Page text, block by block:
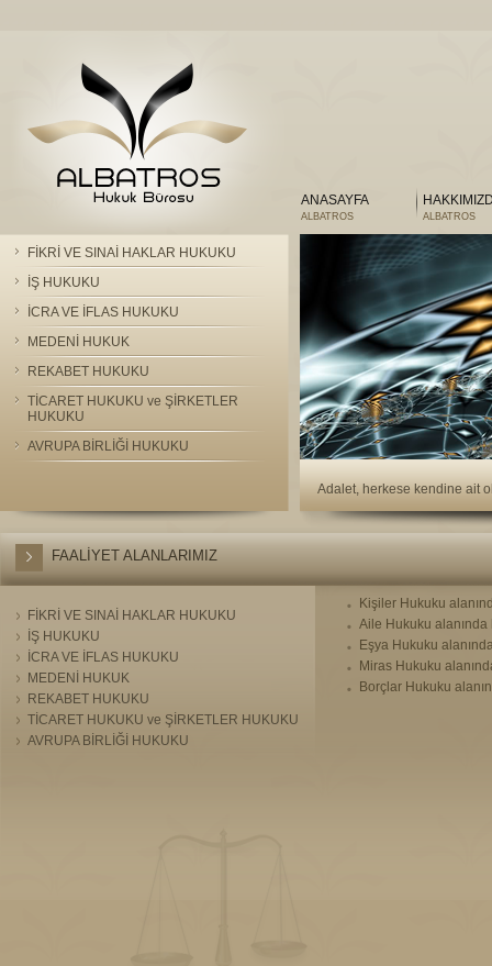
ANASAYFA
ALBATROS ALBATROS
Adalet, herkese kendine ait
FİKRİ VE SINAİ HAKLAR HUKUKU
İŞ HUKUKU
İCRA VE İFLAS HUKUKU
MEDENİ HUKUK
REKABET HUKUKU
TİCARET HUKUKU ve ŞİRKETLER
HUKUKU
AVRUPA BİRLİĞİ HUKUKU
FAALİYET ALANLARIMIZ
FİKRİ VE SINAİ HAKLAR HUKUKU
İŞ HUKUKU
İCRA VE İFLAS HUKUKU
MEDENİ HUKUK
REKABET HUKUKU
TİCARET HUKUKU ve ŞİRKETLER HUKUKU
AVRUPA BİRLİĞİ HUKUKU
Kişiler Hukuku
Aile Hukuku
Eşya Hukuku
Miras Hukuku
Borçlar Hukuku